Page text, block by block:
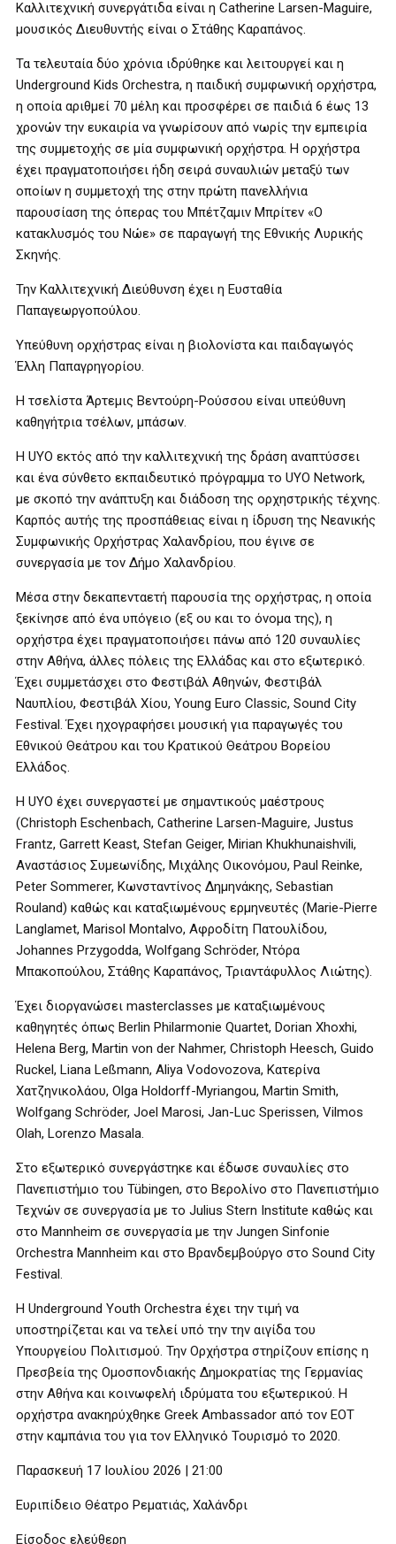
Καλλιτεχνική συνεργάτιδα είναι η Catherine Larsen-Maguire,
μουσικός Διευθυντής είναι ο Στάθης Καραπάνος.
Τα τελευταία δύο χρόνια ιδρύθηκε και λειτουργεί και η
Underground Kids Orchestra, η παιδική συμφωνική ορχήστρα,
η οποία αριθμεί 70 μέλη και προσφέρει σε παιδιά 6 έως 13
χρονών την ευκαιρία να γνωρίσουν από νωρίς την εμπειρία
της συμμετοχής σε μία συμφωνική ορχήστρα. Η ορχήστρα
έχει πραγματοποιήσει ήδη σειρά συναυλιών μεταξύ των
οποίων η συμμετοχή της στην πρώτη πανελλήνια
παρουσίαση της όπερας του Μπέτζαμιν Μπρίτεν «Ο
κατακλυσμός του Νώε» σε παραγωγή της Εθνικής Λυρικής
Σκηνής.
Την Καλλιτεχνική Διεύθυνση έχει η Ευσταθία
Παπαγεωργοπούλου.
Υπεύθυνη ορχήστρας είναι η βιολονίστα και παιδαγωγός
Έλλη Παπαγρηγορίου.
Η τσελίστα Άρτεμις Βεντούρη-Ρούσσου είναι υπεύθυνη
καθηγήτρια τσέλων, μπάσων.
Η UYO εκτός από την καλλιτεχνική της δράση αναπτύσσει
και ένα σύνθετο εκπαιδευτικό πρόγραμμα το UYO Network,
με σκοπό την ανάπτυξη και διάδοση της ορχηστρικής τέχνης.
Καρπός αυτής της προσπάθειας είναι η ίδρυση της Νεανικής
Συμφωνικής Ορχήστρας Χαλανδρίου, που έγινε σε
συνεργασία με τον Δήμο Χαλανδρίου.
Μέσα στην δεκαπενταετή παρουσία της ορχήστρας, η οποία
ξεκίνησε από ένα υπόγειο (εξ ου και το όνομα της), η
ορχήστρα έχει πραγματοποιήσει πάνω από 120 συναυλίες
στην Αθήνα, άλλες πόλεις της Ελλάδας και στο εξωτερικό.
Έχει συμμετάσχει στο Φεστιβάλ Αθηνών, Φεστιβάλ
Ναυπλίου, Φεστιβάλ Χίου, Young Euro Classic, Sound City
Festival. Έχει ηχογραφήσει μουσική για παραγωγές του
Εθνικού Θεάτρου και του Κρατικού Θεάτρου Βορείου
Ελλάδος.
Η UYO έχει συνεργαστεί με σημαντικούς μαέστρους
(Christoph Eschenbach, Catherine Larsen-Maguire, Justus
Frantz, Garrett Keast, Stefan Geiger, Mirian Khukhunaishvili,
Αναστάσιος Συμεωνίδης, Μιχάλης Οικονόμου, Paul Reinke,
Peter Sommerer, Κωνσταντίνος Δημηνάκης, Sebastian
Rouland) καθώς και καταξιωμένους ερμηνευτές (Marie-Pierre
Langlamet, Marisol Montalvo, Αφροδίτη Πατουλίδου,
Johannes Przygodda, Wolfgang Schröder, Ντόρα
Μπακοπούλου, Στάθης Καραπάνος, Τριαντάφυλλος Λιώτης).
Έχει διοργανώσει masterclasses με καταξιωμένους
καθηγητές όπως Berlin Philarmonie Quartet, Dorian Xhoxhi,
Helena Berg, Martin von der Nahmer, Christoph Heesch, Guido
Ruckel, Liana Leßmann, Aliya Vodovozova, Κατερίνα
Χατζηνικολάου, Οlga Ηoldorff-Μyriangou, Μartin Smith,
Wolfgang Schröder, Joel Marosi, Jan-Luc Sperissen, Vilmos
Olah, Lorenzo Masala.
Στο εξωτερικό συνεργάστηκε και έδωσε συναυλίες στο
Πανεπιστήμιο του Tübingen, στο Βερολίνο στο Πανεπιστήμιο
Τεχνών σε συνεργασία με το Julius Stern Institute καθώς και
στο Mannheim σε συνεργασία με την Jungen Sinfonie
Orchestra Mannheim και στο Βρανδεμβούργο στο Sound City
Festival.
Η Underground Youth Orchestra έχει την τιμή να
υποστηρίζεται και να τελεί υπό την την αιγίδα του
Υπουργείου Πολιτισμού. Την Ορχήστρα στηρίζουν επίσης η
Πρεσβεία της Ομοσπονδιακής Δημοκρατίας της Γερμανίας
στην Αθήνα και κοινωφελή ιδρύματα του εξωτερικού. Η
ορχήστρα ανακηρύχθηκε Greek Ambassador από τον ΕΟΤ
στην καμπάνια του για τον Ελληνικό Τουρισμό το 2020.
Παρασκευή 17 Ιουλίου 2026 | 21:00
Ευριπίδειο Θέατρο Ρεματιάς, Χαλάνδρι
Είσοδος ελεύθερη